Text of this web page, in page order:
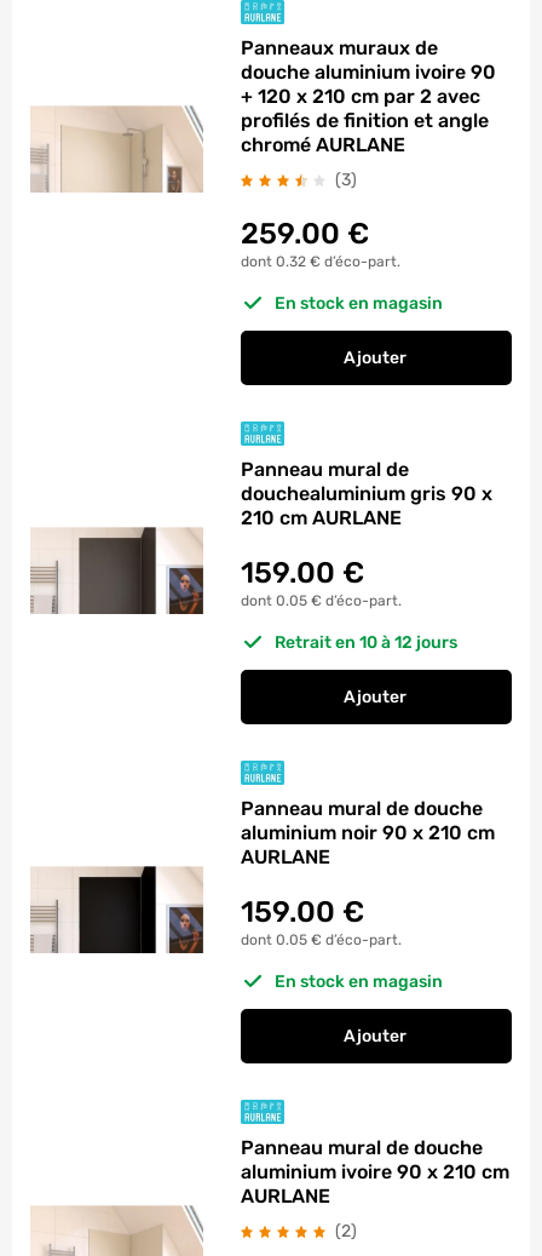
Panneaux muraux de
douche aluminium ivoire 90
+ 120 x 210 cm par 2 avec
profilés de finition et angle
chromé AURLANE
(3)
259.00 €
dont 0.32 € d’éco-part.
En stock en magasin
Ajouter
Panneaux muraux
Panneau mural de
douchealuminium gris 90 x
210 cm AURLANE
159.00 €
dont 0.05 € d’éco-part.
Retrait en 10 à 12 jours
Ajouter
Panneau mural de
Panneau mural de douche
aluminium noir 90 x 210 cm
AURLANE
159.00 €
dont 0.05 € d’éco-part.
En stock en magasin
Ajouter
Panneau mural de
Panneau mural de douche
aluminium ivoire 90 x 210 cm
AURLANE
(2)